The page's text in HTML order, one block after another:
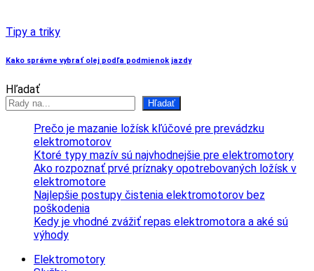
Tipy a triky
Kako správne vybrať olej podľa podmienok jazdy
Hľadať
Hľadať
Prečo je mazanie ložísk kľúčové pre prevádzku
elektromotorov
Ktoré typy mazív sú najvhodnejšie pre elektromotory
Ako rozpoznať prvé príznaky opotrebovaných ložísk v
elektromotore
Najlepšie postupy čistenia elektromotorov bez
poškodenia
Kedy je vhodné zvážiť repas elektromotora a aké sú
výhody
Elektromotory